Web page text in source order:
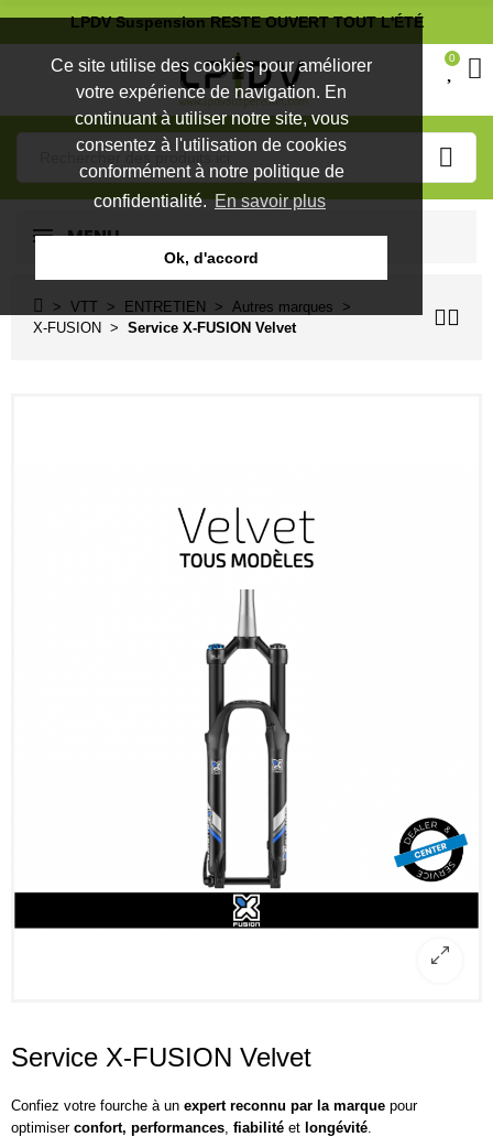
Ce site utilise des cookies pour améliorer
votre expérience de navigation. En
continuant à utiliser notre site, vous
consentez à l'utilisation de cookies
conformément à notre politique de
confidentialité.En savoir plus
Ok, d'accord
LPDV Suspension RESTE OUVERT TOUT L'ÉTÉ
0
MENU
VTT ENTRETIEN
Autres marques
X-FUSION
Service X-FUSION Velvet
Service X-FUSION Velvet
Confiez votre fourche à un expert reconnu par la marque pour
optimiser confort, performances fiabilité et longévité